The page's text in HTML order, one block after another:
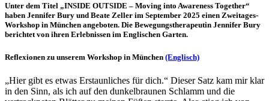
Unter dem Titel „INSIDE OUTSIDE – Moving into Awareness Together“
haben Jennifer Bury und Beate Zeller im September 2025 einen Zweitages-
Workshop in München angeboten. Die Bewegungstherapeutin Jennifer Bury
berichtet von ihren Erlebnissen im Englischen Garten.
Reflexionen zu unserem Workshop in München (Englisch)
„Hier gibt es etwas Erstaunliches für dich.“ Dieser Satz kam mir klar
in den Sinn, als ich auf den dunkelbraunen Schlamm und die